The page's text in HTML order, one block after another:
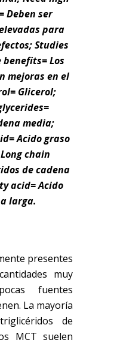
Deben ser
para
Studies
Los
mejoras en el
Glicerol;
media;
Acido graso
chain
de cadena
acid= Acido
larga.
presentes
muy
fuentes
La mayoría
de
MCT suelen